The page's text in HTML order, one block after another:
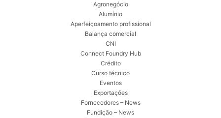
Agronegócio
Alumínio
Aperfeiçoamento profissional
Balança comercial
CNI
Connect Foundry Hub
Crédito
Curso técnico
Eventos
Exportações
Fornecedores – News
Fundição – News